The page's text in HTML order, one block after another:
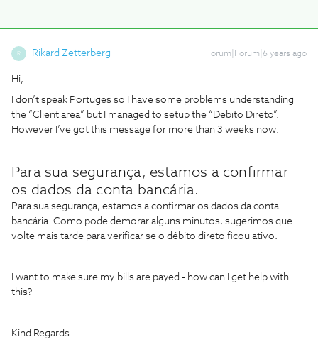
R Rikard Zetterberg Forum|Forum|6 years ago
Hi,
I don’t speak Portuges so I have some problems understanding
the “Client area” but I managed to setup the “Debito Direto”.
However I’ve got this message for more than 3 weeks now:
Para sua segurança, estamos a confirmar
os dados da conta bancária.
Para sua segurança, estamos a confirmar os dados da conta
bancária. Como pode demorar alguns minutos, sugerimos que
volte mais tarde para verificar se o débito direto ficou ativo.
I want to make sure my bills are payed - how can I get help with
this?
Kind Regards